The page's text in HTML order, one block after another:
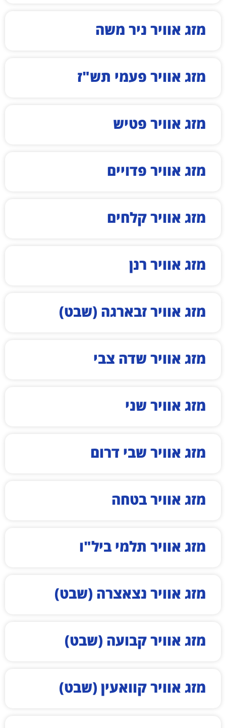
מזג אוויר ניר משה
מזג אוויר פעמי תש"ז
מזג אוויר פטיש
מזג אוויר פדויים
מזג אוויר קלחים
מזג אוויר רנן
מזג אוויר זבארגה (שבט)
מזג אוויר שדה צבי
מזג אוויר שני
מזג אוויר שבי דרום
מזג אוויר בטחה
מזג אוויר תלמי ביל"ו
מזג אוויר נצאצרה (שבט)
מזג אוויר קבועה (שבט)
מזג אוויר קוואעין (שבט)